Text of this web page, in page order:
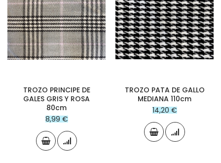
TROZO PRINCIPE DE
GALES GRIS Y ROSA
80cm
8,99 €
TROZO PATA DE GALLO
MEDIANA 110cm
14,20 €